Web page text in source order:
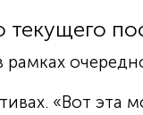
текущего
«Вот эта